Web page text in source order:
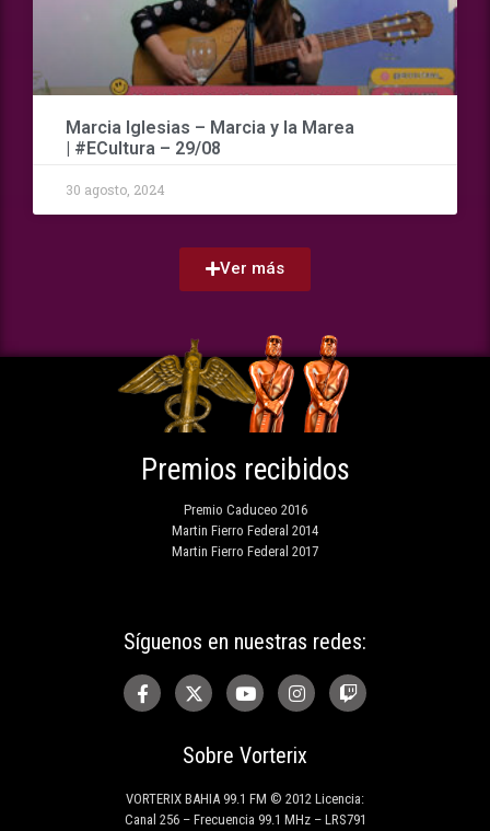
Marcia Iglesias – Marcia y la Marea
| #ECultura – 29/08
30 agosto, 2024
Ver más
Sobre Vorterix
VORTERIX BAHIA 99.1 FM © 2012 Licencia:
Canal 256 – Frecuencia 99.1 MHz – LRS791
Síguenos en nuestras redes:
Premios recibidos
Premio Caduceo 2016
Martin Fierro Federal 2014
Martin Fierro Federal 2017